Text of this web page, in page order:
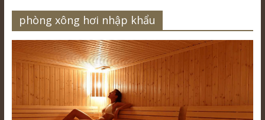
phòng xông hơi nhập khẩu